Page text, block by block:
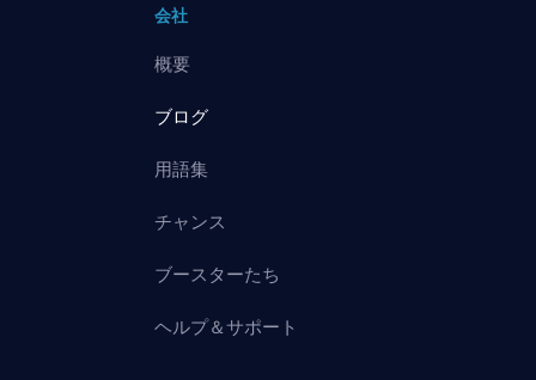
会社
概要
ブログ
用語集
チャンス
ブースターたち
ヘルプ＆サポート